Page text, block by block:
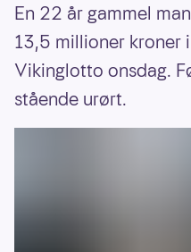
En 22 år gammel
13,5 millioner kroner
Vikinglotto onsdag.
stående urørt.